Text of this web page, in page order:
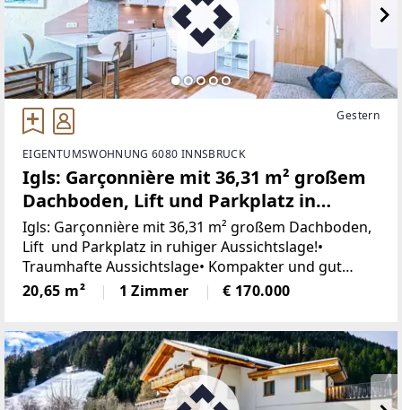
Gestern
EIGENTUMSWOHNUNG 6080 INNSBRUCK
Igls: Garçonnière mit 36,31 m² großem
Dachboden, Lift und Parkplatz in
ruhiger Aussichtslage!
Igls: Garçonnière mit 36,31 m² großem Dachboden,
Lift und Parkplatz in ruhiger Aussichtslage!•
Traumhafte Aussichtslage• Kompakter und gut
durchdachter Schnitt• Teilmöbliert!• Die Elektrik
wurde 2025/2026 erneuert• Praktischer
20,65 m² 1 Zimmer € 170.000